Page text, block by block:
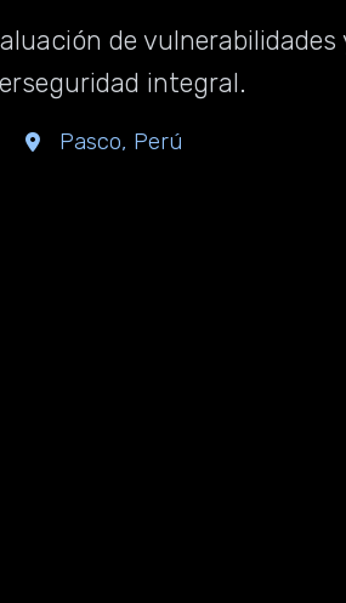
de
integral.
Pasco, Perú